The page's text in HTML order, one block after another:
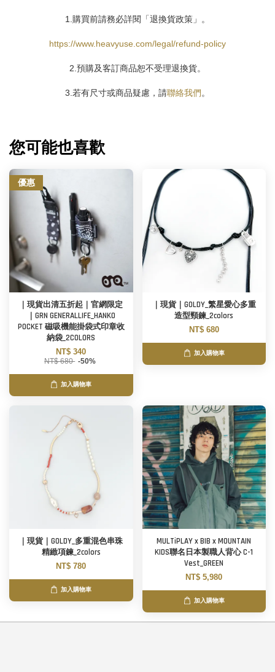
1.購買前請務必詳閱「退換貨政策」。
https://www.heavyuse.com/legal/refund-policy
2.預購及客訂商品恕不受理退換貨。
3.若有尺寸或商品疑慮，請聯絡我們。
您可能也喜歡
優惠
｜現貨出清五折起｜官網限定
｜GRN GENERALLIFE_HANKO
POCKET 磁吸機能掛袋式印章收
納袋_2COLORS
NT$ 340
NT$ 680 -50%
加入購物車
｜現貨｜GOLDY_繁星愛心多重
造型頸鍊_2colors
NT$ 680
加入購物車
｜現貨｜GOLDY_多重混色串珠
精緻項鍊_2colors
NT$ 780
加入購物車
MULTiPLAY x BIB x MOUNTAIN
KIDS聯名日本製職人背心 C-1
Vest_GREEN
NT$ 5,980
加入購物車